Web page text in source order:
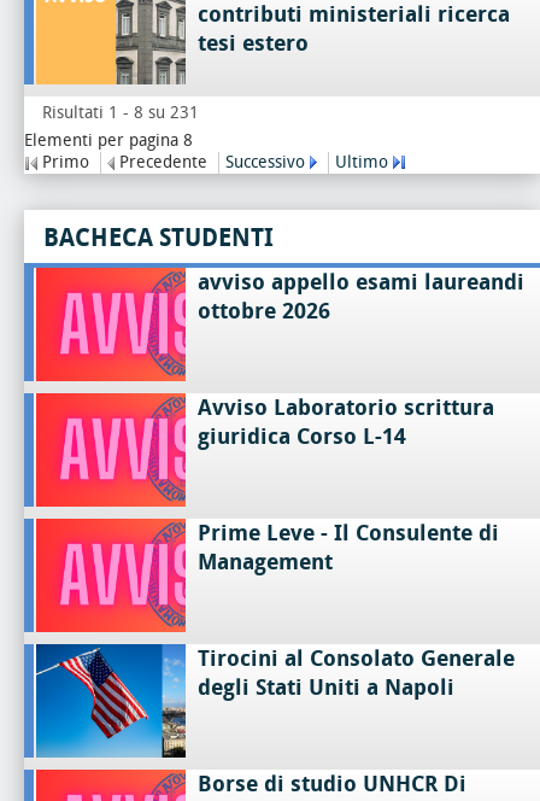
contributi ministeriali ricerca
tesi estero
Risultati 1 - 8 su 231
Elementi per pagina 8
Primo
Precedente Successivo Ultimo
BACHECA STUDENTI
avviso appello esami laureandi
ottobre 2026
Avviso Laboratorio scrittura
giuridica Corso L-14
Prime Leve - Il Consulente di
Management
Tirocini al Consolato Generale
degli Stati Uniti a Napoli
Borse di studio UNHCR Di